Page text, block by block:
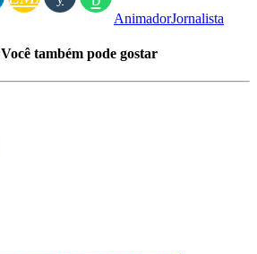
AnimadorJornalista
Você também pode gostar